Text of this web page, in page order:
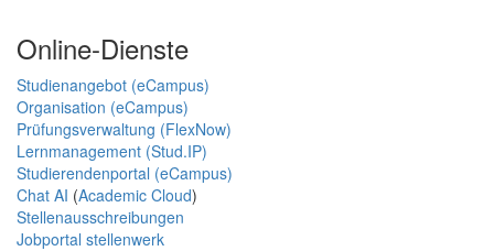
Online-Dienste
Studienangebot (eCampus)
Organisation (eCampus)
Prüfungsverwaltung (FlexNow)
Lernmanagement (Stud.IP)
Studierendenportal (eCampus)
Chat AI (Academic Cloud)
Stellenausschreibungen
Jobportal stellenwerk